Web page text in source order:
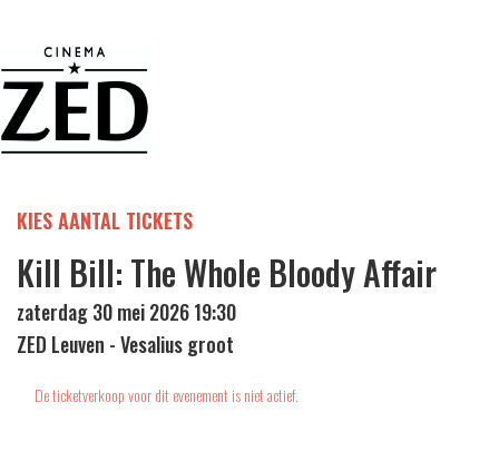
KIES AANTAL TICKETS
Kill Bill: The Whole Bloody Affair
zaterdag 30 mei 2026 19:30
ZED Leuven - Vesalius groot
De ticketverkoop voor dit evenement is niet actief.